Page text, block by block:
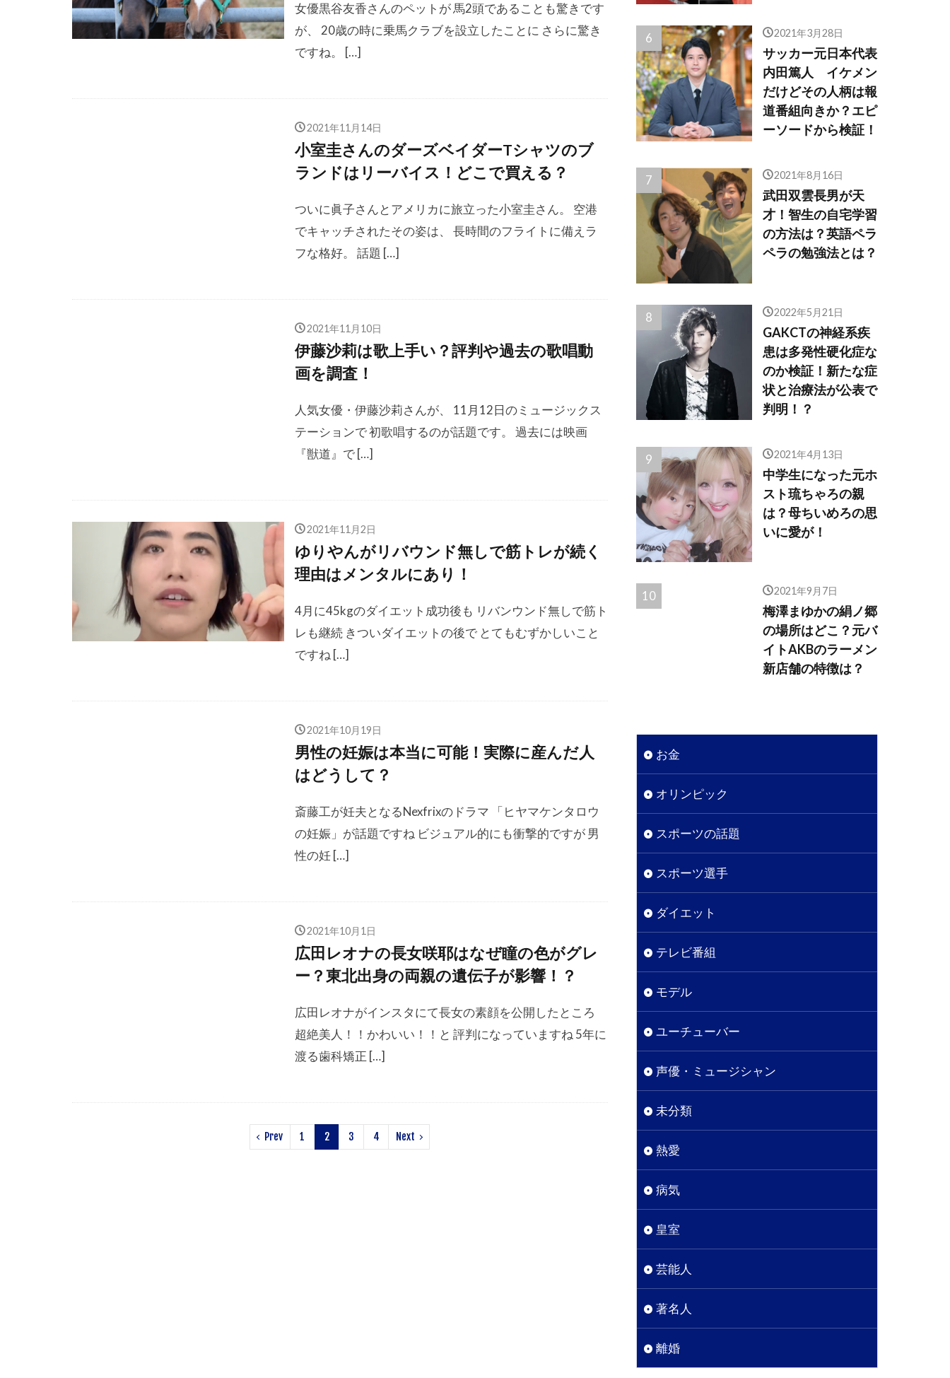
女優黒谷友香さんのペットが 馬2頭であることも驚きです
が、 20歳の時に乗馬クラブを設立したことに さらに驚き
ですね。 […]
2021年11月14日
小室圭さんのダーズベイダーTシャツのブ
ランドはリーバイス！どこで買える？
ついに眞子さんとアメリカに旅立った小室圭さん。 空港
でキャッチされたその姿は、 長時間のフライトに備えラ
フな格好。 話題 […]
2021年11月10日
伊藤沙莉は歌上手い？評判や過去の歌唱動
画を調査！
人気女優・伊藤沙莉さんが、 11月12日のミュージックス
テーションで 初歌唱するのが話題です。 過去には映画
『獣道』で […]
2021年11月2日
ゆりやんがリバウンド無しで筋トレが続く
理由はメンタルにあり！
4月に45kgのダイエット成功後も リバンウンド無しで筋ト
レも継続 きついダイエットの後で とてもむずかしいこと
ですね […]
2021年10月19日
男性の妊娠は本当に可能！実際に産んだ人
はどうして？
斎藤工が妊夫となるNexfrixのドラマ 「ヒヤマケンタロウ
の妊娠」が話題ですね ビジュアル的にも衝撃的ですが 男
性の妊 […]
2021年10月1日
広田レオナの長女咲耶はなぜ瞳の色がグレ
ー？東北出身の両親の遺伝子が影響！？
広田レオナがインスタにて長女の素顔を公開したところ
超絶美人！！かわいい！！と 評判になっていますね 5年に
渡る歯科矯正 […]
Prev 1 2 3 4 Next
2021年3月28日
サッカー元日本代表
内田篤人 イケメン
だけどその人柄は報
道番組向きか？エピ
ーソードから検証！
2021年8月16日
武田双雲長男が天
才！智生の自宅学習
の方法は？英語ペラ
ペラの勉強法とは？
2022年5月21日
GAKCTの神経系疾
患は多発性硬化症な
のか検証！新たな症
状と治療法が公表で
判明！？
2021年4月13日
中学生になった元ホ
スト琉ちゃろの親
は？母ちいめろの思
いに愛が！
2021年9月7日
梅澤まゆかの絹ノ郷
の場所はどこ？元バ
イトAKBのラーメン
新店舗の特徴は？
お金
オリンピック
スポーツの話題
スポーツ選手
ダイエット
テレビ番組
モデル
ユーチューバー
声優・ミュージシャン
未分類
熱愛
病気
皇室
芸能人
著名人
離婚